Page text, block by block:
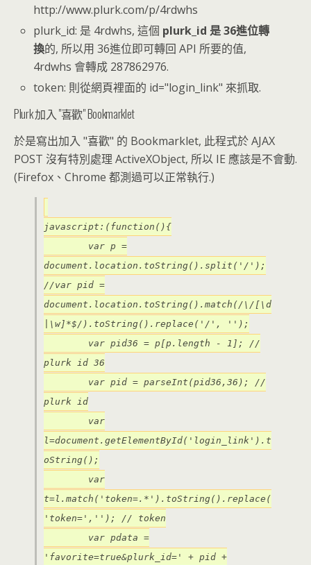
http://www.plurk.com/p/4rdwhs
plurk_id: 是 4rdwhs, 這個 plurk_id 是 36進位轉
換的, 所以用 36進位即可轉回 API 所要的值,
4rdwhs 會轉成 287862976.
token: 則從網頁裡面的 id="login_link" 來抓取.
Plurk 加入 "喜歡" Bookmarklet
於是寫出加入 "喜歡" 的 Bookmarklet, 此程式於 AJAX
POST 沒有特別處理 ActiveXObject, 所以 IE 應該是不會動.
(Firefox、Chrome 都測過可以正常執行.)
javascript:(function(){
var p =
document.location.toString().split('/');
//var pid =
document.location.toString().match(/\/[\d
|\w]*$/).toString().replace('/', '');
var pid36 = p[p.length - 1]; //
plurk id 36
var pid = parseInt(pid36,36); //
plurk id
var
l=document.getElementById('login_link').t
oString();
var
t=l.match('token=.*').toString().replace(
'token=',''); // token
var pdata =
'favorite=true&plurk_id=' + pid +